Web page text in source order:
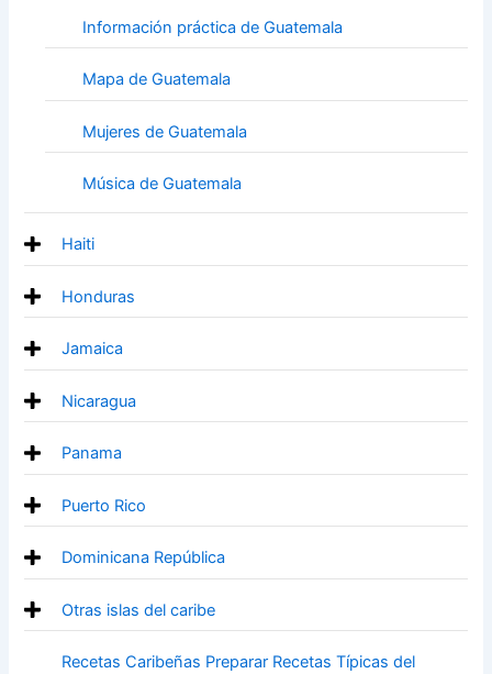
Información práctica de Guatemala
Mapa de Guatemala
Mujeres de Guatemala
Música de Guatemala
Haiti
Honduras
Jamaica
Nicaragua
Panama
Puerto Rico
Dominicana República
Otras islas del caribe
Recetas Caribeñas Preparar Recetas Típicas del